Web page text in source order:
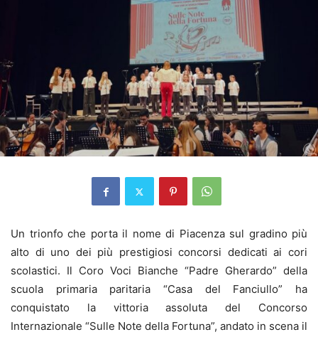
Un trionfo che porta il nome di Piacenza sul gradino più
alto di uno dei più prestigiosi concorsi dedicati ai cori
scolastici. Il Coro Voci Bianche “Padre Gherardo” della
scuola primaria paritaria “Casa del Fanciullo” ha
conquistato la vittoria assoluta del Concorso
Internazionale “Sulle Note della Fortuna”, andato in scena il